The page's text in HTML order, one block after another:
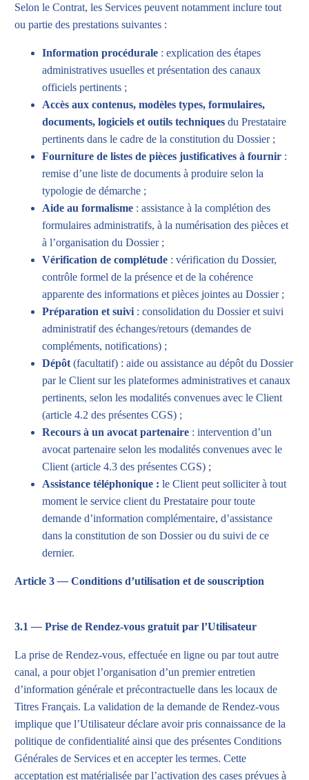
Selon le Contrat, les Services peuvent notamment inclure tout
ou partie des prestations suivantes :
Information procédurale: explication des étapes
administratives usuelles et présentation des canaux
officiels pertinents ;
Accès aux contenus, modèles types, formulaires,
documents, logiciels et outils techniquesdu Prestataire
pertinents dans le cadre de la constitution du Dossier ;
Fourniture de listes de pièces justificatives à fournir:
remise d’une liste de documents à produire selon la
typologie de démarche ;
Aide au formalisme: assistance à la complétion des
formulaires administratifs, à la numérisation des pièces et
à l’organisation du Dossier ;
Vérification de complétude: vérification du Dossier,
contrôle formel de la présence et de la cohérence
apparente des informations et pièces jointes au Dossier ;
Préparation et suivi: consolidation du Dossier et suivi
administratif des échanges/retours (demandes de
compléments, notifications) ;
Dépôt (facultatif) : aide ou assistance au dépôt du Dossier
par le Client sur les plateformes administratives et canaux
pertinents, selon les modalités convenues avec le Client
(article 4.2 des présentes CGS) ;
Recours à un avocat partenaire: intervention d’un
avocat partenaire selon les modalités convenues avec le
Client (article 4.3 des présentes CGS) ;
Assistance téléphonique : le Client peut solliciter à tout
moment le service client du Prestataire pour toute
demande d’information complémentaire, d’assistance
dans la constitution de son Dossier ou du suivi de ce
dernier.
Article 3—Conditions d’utilisation et de souscription
3.1—Prise de Rendez-vous gratuit par l’Utilisateur
La prise de Rendez-vous, effectuée en ligne ou par tout autre
canal, a pour objet l’organisation d’un premier entretien
d’information générale et précontractuelle dans les locaux de
Titres Français. La validation de la demande de Rendez-vous
implique que l’Utilisateur déclare avoir pris connaissance de la
politique de confidentialitéainsi que des présentes Conditions
Générales de Services et en accepter les termes. Cette
acceptation est matérialisée par l’activation des cases prévues à